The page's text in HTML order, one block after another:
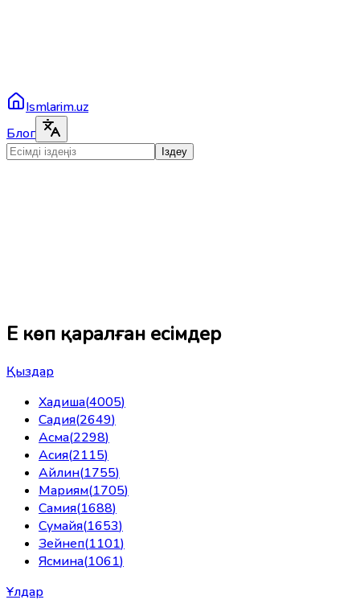
Ismlarim.uz
Блог
Іздеу
Ең көп қаралған есімдер
Қыздар
Хадиша(4005)
Садия(2649)
Асма(2298)
Асия(2115)
Айлин(1755)
Мариям(1705)
Самия(1688)
Сумайя(1653)
Зейнеп(1101)
Ясмина(1061)
Ұлдар